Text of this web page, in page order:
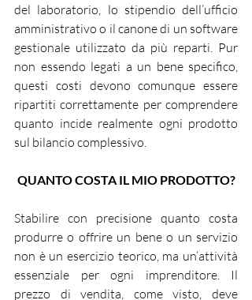
del laboratorio, lo stipendio dell’ufficio
amministrativo o il canone di un software
gestionale utilizzato da più reparti. Pur
non essendo legati a un bene specifico,
questi costi devono comunque essere
ripartiti correttamente per comprendere
quanto incide realmente ogni prodotto
sul bilancio complessivo.
QUANTO COSTA IL MIO PRODOTTO?
Stabilire con precisione quanto costa
produrre o offrire un bene o un servizio
non è un esercizio teorico, ma un’attività
essenziale per ogni imprenditore. Il
prezzo di vendita, come visto, deve